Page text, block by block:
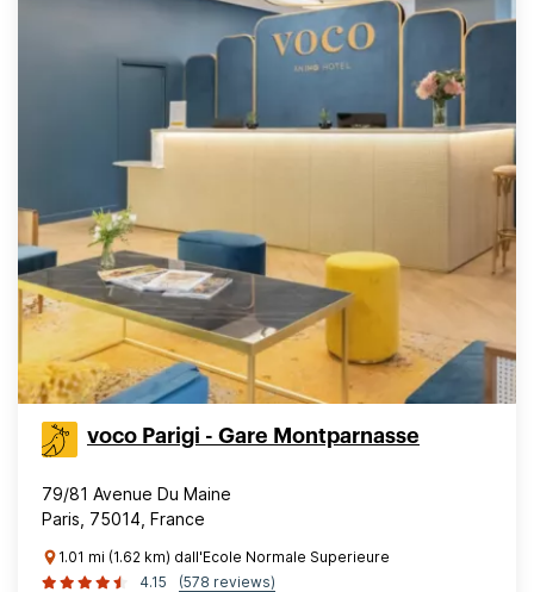
voco Parigi - Gare Montparnasse
79/81 Avenue Du Maine
Paris, 75014, France
1.01 mi (1.62 km) dall'Ecole Normale Superieure
4.15
(578 reviews)